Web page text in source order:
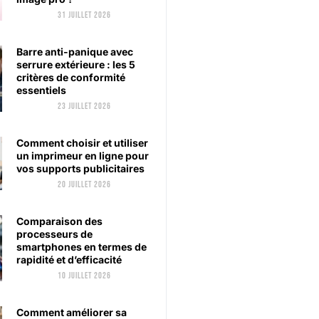
31 juillet 2026
Barre anti-panique avec
serrure extérieure : les 5
critères de conformité
essentiels
23 juillet 2026
Comment choisir et utiliser
un imprimeur en ligne pour
vos supports publicitaires
20 juillet 2026
Comparaison des
processeurs de
smartphones en termes de
rapidité et d’efficacité
10 juillet 2026
Comment améliorer sa